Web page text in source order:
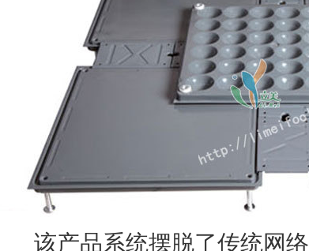
该产品系统摆脱了传统网络